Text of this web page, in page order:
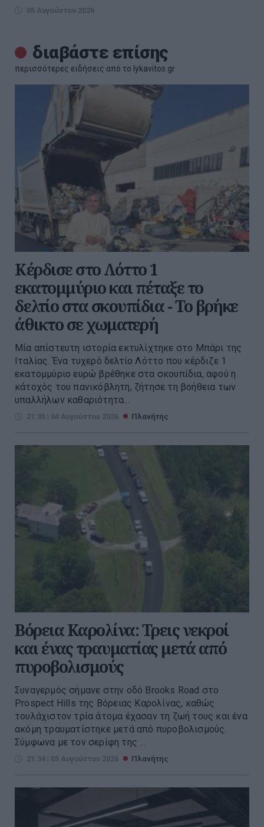
05 Αυγούστου 2026
διαβάστε επίσης
περισσότερες ειδήσεις από το lykavitos.gr
Κέρδισε στο Λόττο 1
εκατομμύριο και πέταξε το
δελτίο στα σκουπίδια - Το βρήκε
άθικτο σε χωματερή
Μία απίστευτη ιστορία εκτυλίχτηκε στο Μπάρι της
Ιταλίας. Ένα τυχερό δελτίο Λόττο που κέρδιζε 1
εκατομμύριο ευρώ βρέθηκε στα σκουπίδια, αφού η
κάτοχός του πανικόβλητη, ζήτησε τη βοήθεια των
υπαλλήλων καθαριότητα...
21:35 | 04 Αυγούστου 2026 Πλανήτης
Βόρεια Καρολίνα: Τρεις νεκροί
και ένας τραυματίας μετά από
πυροβολισμούς
Συναγερμός σήμανε στην οδό Brooks Road στο
Prospect Hills της Βόρειας Καρολίνας, καθώς
τουλάχιστον τρία άτομα έχασαν τη ζωή τους και ένα
ακόμη τραυματίστηκε μετά από πυροβολισμούς.
Σύμφωνα με τον σερίφη της ...
21:34 | 05 Αυγούστου 2026 Πλανήτης